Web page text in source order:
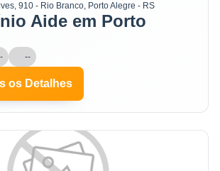
910 - Rio Branco, Porto Alegre - RS
Aide em Porto
--
os Detalhes